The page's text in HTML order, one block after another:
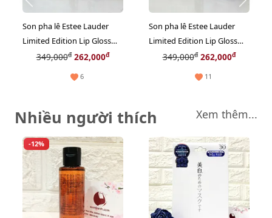
Son pha lê Estee Lauder
Limited Edition Lip Gloss
căng mọng môi #Crystal
349,000đ262,000đ
6
Son pha lê Estee Lauder
Limited Edition Lip Gloss
căng mọng môi #Divine
349,000đ262,000đ
11
Nhiều người thích Xem thêm...
-12%